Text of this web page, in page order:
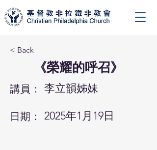
< Back
《榮耀的呼召》
講員： 李立韻姊妹
日期： 2025年1月19日